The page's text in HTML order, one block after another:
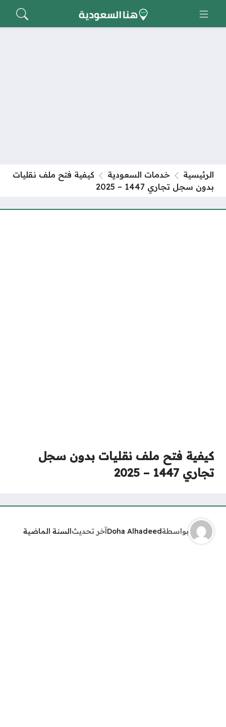
الرئيسية خدمات السعودية
كيفية فتح ملف نقليات
بدون سجل تجاري 1447 – 2025
كيفية فتح ملف نقليات بدون سجل
تجاري 1447 – 2025
بواسطةDoha Alhadeedآخر تحديثالسنة الماضية